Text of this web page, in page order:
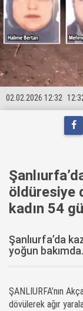
02.02.2026 12:32
öldüresiye
kadın 54
Şanlıurfa’da
yoğun
ŞANLIURFA’nın
dövülerek ağır